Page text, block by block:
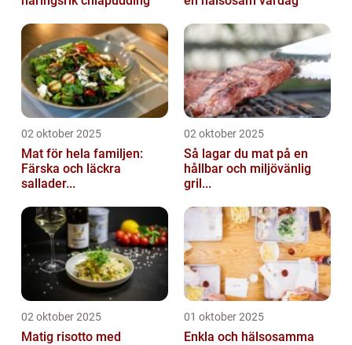
02 oktober 2025
Mat för hela familjen:
Färska och läckra
sallader...
02 oktober 2025
Så lagar du mat på en
hållbar och miljövänlig
gril...
02 oktober 2025
Matig risotto med
01 oktober 2025
Enkla och hälsosamma